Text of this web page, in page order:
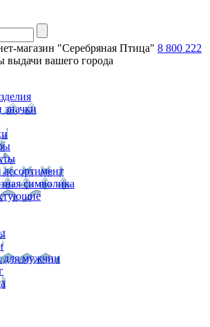
магазин "Серебряная Птица" 8 800 222
выдачи вашего города
ассортимент
символика
для мужчин